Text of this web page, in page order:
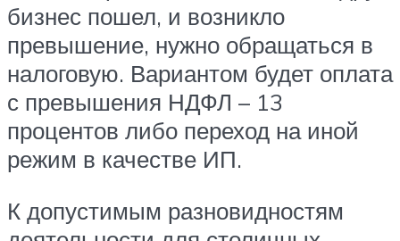
бизнес пошел, и возникло
превышение, нужно обращаться в
налоговую. Вариантом будет оплата
с превышения НДФЛ – 13
процентов либо переход на иной
режим в качестве ИП.
К допустимым разновидностям